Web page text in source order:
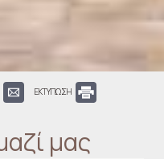
ΕΚΤΥΠΩΣΗ
μας